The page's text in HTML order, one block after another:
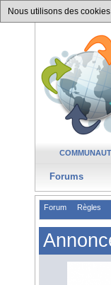
Nous utilisons des
Forums
Forum Règles